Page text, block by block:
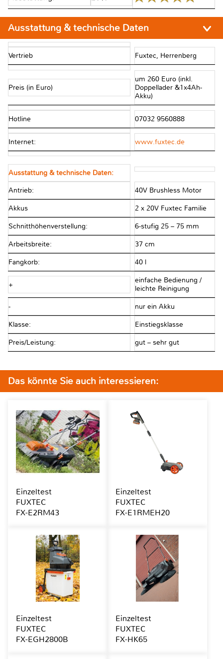
Ausstattung & technische Daten
Vertrieb Fuxtec, Herrenberg
Preis (in Euro)
um 260 Euro (inkl.
Doppellader &1x4Ah-
Akku)
Hotline 07032 9560888
Internet: www.fuxtec.de
Ausstattung & technische Daten:
Antrieb: 40V Brushless Motor
Akkus 2 x 20V Fuxtec Familie
Schnitthöhenverstellung: 6-stufig 25 – 75 mm
Arbeitsbreite: 37 cm
Fangkorb: 40 l
+
einfache Bedienung /
leichte Reinigung
- nur ein Akku
Klasse: Einstiegsklasse
Preis/Leistung: gut – sehr gut
Das könnte Sie auch interessieren:
Einzeltest
FUXTEC
FX-E2RM43
Einzeltest
FUXTEC
FX-E1RMEH20
Einzeltest
FUXTEC
FX-EGH2800B
Einzeltest
FUXTEC
FX-HK65